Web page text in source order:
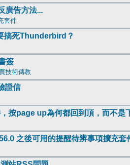
廣告方法...
套件
搞死Thunderbird？
簽
技術傳教
證信
按page up為何都回到頂，而不是
之後可用的提醒待辨事項擴充套